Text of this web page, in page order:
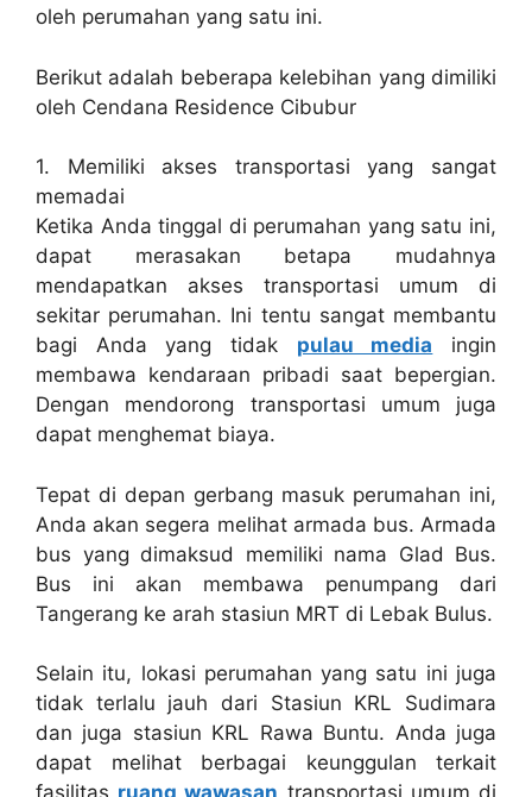
oleh perumahan yang satu ini.
Berikut adalah beberapa kelebihan yang dimiliki
oleh Cendana Residence Cibubur
1. Memiliki akses transportasi yang sangat
memadai
Ketika Anda tinggal di perumahan yang satu ini,
dapat merasakan betapa mudahnya
mendapatkan akses transportasi umum di
sekitar perumahan. Ini tentu sangat membantu
bagi Anda yang tidak pulau media ingin
membawa kendaraan pribadi saat bepergian.
Dengan mendorong transportasi umum juga
dapat menghemat biaya.
Tepat di depan gerbang masuk perumahan ini,
Anda akan segera melihat armada bus. Armada
bus yang dimaksud memiliki nama Glad Bus.
Bus ini akan membawa penumpang dari
Tangerang ke arah stasiun MRT di Lebak Bulus.
Selain itu, lokasi perumahan yang satu ini juga
tidak terlalu jauh dari Stasiun KRL Sudimara
dan juga stasiun KRL Rawa Buntu. Anda juga
dapat melihat berbagai keunggulan terkait
fasilitas ruang wawasan transportasi umum di